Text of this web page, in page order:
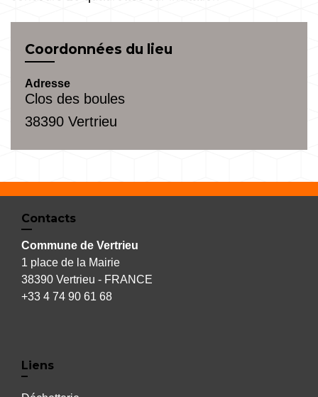
Coordonnées du lieu
Adresse
Clos des boules
38390 Vertrieu
Contacts
Commune de Vertrieu
1 place de la Mairie
38390 Vertrieu - FRANCE
+33 4 74 90 61 68
Liens